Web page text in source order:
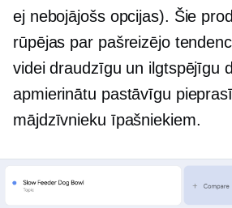
ej nebojājošsopcijas). Šie
rūpējas par pašreizējo
videi draudzīgu un ilgtspējīgu
apmierinātu pastāvīgu
mājdzīvnieku īpašniekiem.